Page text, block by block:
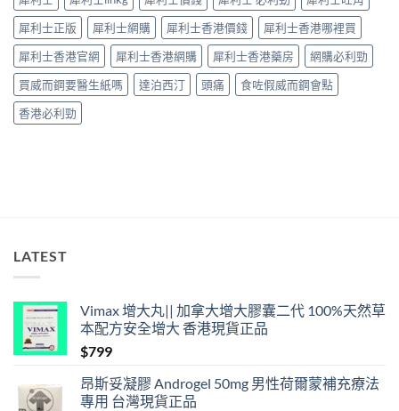
見
效、
最
長
36
小
時、
正
購
整
解
析〉
中
犀利士正版
犀利士網購 犀利士香港價錢
犀利士香港哪裡買
犀利士香港官網
犀利士香港網購 犀利士香港藥房
網購必利勁
買威而鋼要醫生紙嗎
達泊西汀 頭痛
食咗假威而鋼會點
香港必利勁
LATEST
Vimax 增大丸|| 加拿大增大膠囊二代 100%天然草
本配方安全增大 香港現貨正品
$799
昂斯妥凝膠 Androgel 50mg 男性荷爾蒙補充療法
專用 台灣現貨正品